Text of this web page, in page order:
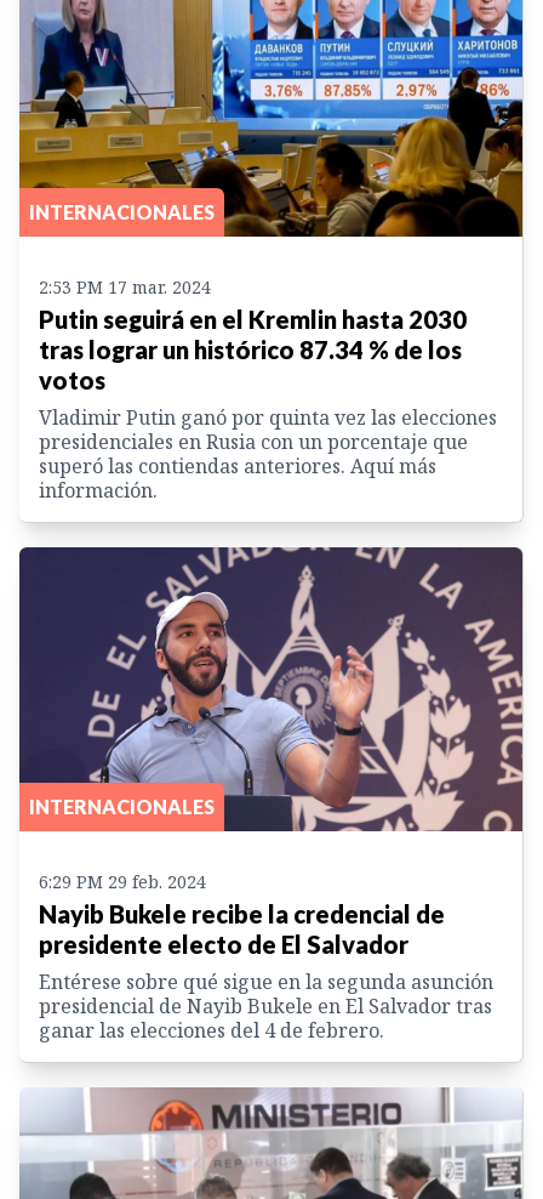
INTERNACIONALES
2:53 PM 17 mar. 2024
Putin seguirá en el Kremlin hasta 2030
tras lograr un histórico 87.34 % de los
votos
Vladimir Putin ganó por quinta vez las elecciones
presidenciales en Rusia con un porcentaje que
superó las contiendas anteriores. Aquí más
información.
INTERNACIONALES
6:29 PM 29 feb. 2024
Nayib Bukele recibe la credencial de
presidente electo de El Salvador
Entérese sobre qué sigue en la segunda asunción
presidencial de Nayib Bukele en El Salvador tras
ganar las elecciones del 4 de febrero.